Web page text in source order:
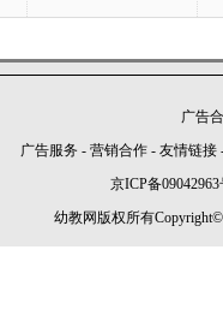
广告
广告服务 - 营销合作 - 友情链接
京ICP备09042963
幼教网版权所有